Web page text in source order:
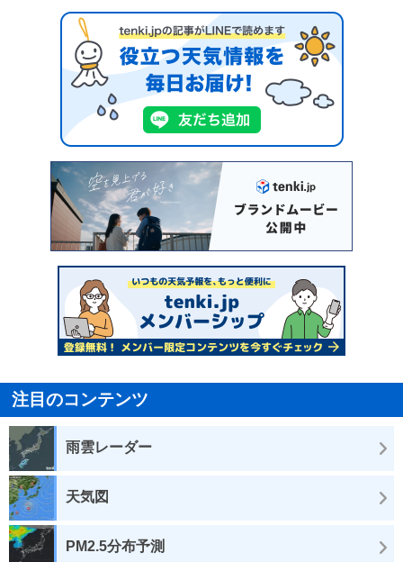
注目のコンテンツ
雨雲レーダー
天気図
PM2.5分布予測